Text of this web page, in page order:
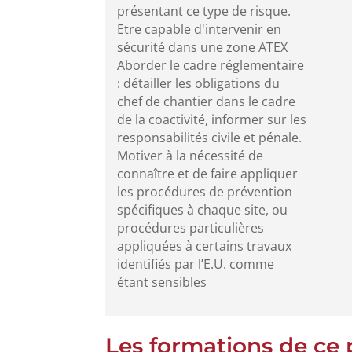
présentant ce type de risque.
Etre capable d'intervenir en
sécurité dans une zone ATEX
Aborder le cadre réglementaire
: détailler les obligations du
chef de chantier dans le cadre
de la coactivité, informer sur les
responsabilités civile et pénale.
Motiver à la nécessité de
connaître et de faire appliquer
les procédures de prévention
spécifiques à chaque site, ou
procédures particulières
appliquées à certains travaux
identifiés par l’E.U. comme
étant sensibles
Les formations de ce